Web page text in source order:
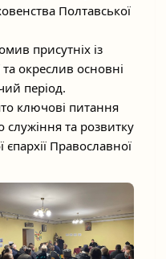
Полтавської
присутніх із
окреслив основні
період.
ключові питання
служіння та розвитку
Православної